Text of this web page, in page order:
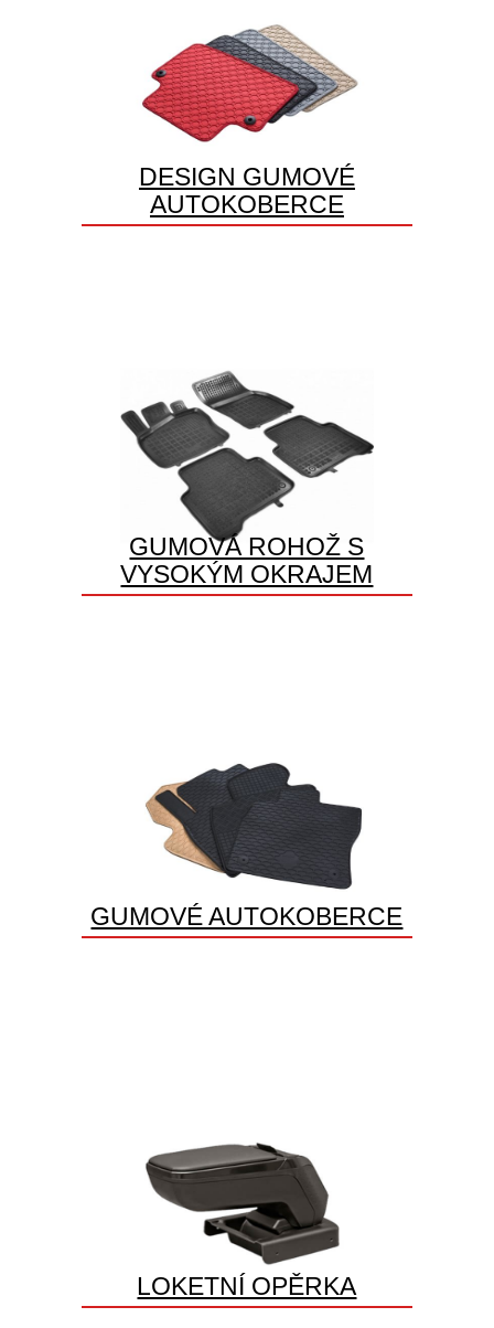
DESIGN GUMOVÉ
AUTOKOBERCE
GUMOVÁ ROHOŽ S
VYSOKÝM OKRAJEM
GUMOVÉ AUTOKOBERCE
LOKETNÍ OPĚRKA